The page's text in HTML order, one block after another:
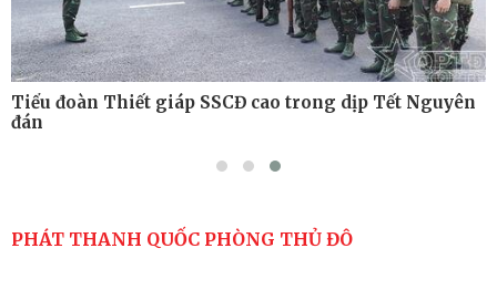
Tiểu đoàn Thiết giáp SSCĐ cao trong dịp Tết Nguyên
đán
PHÁT THANH QUỐC PHÒNG THỦ ĐÔ